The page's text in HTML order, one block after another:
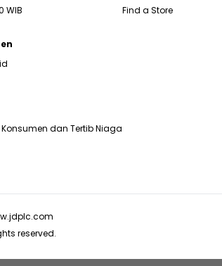
WIB
dan Tertib Niaga
Find a Store
reserved.